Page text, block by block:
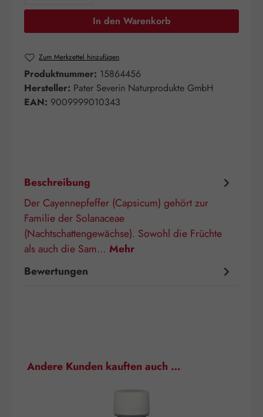
In den Warenkorb
Zum Merkzettel hinzufügen
Produktnummer: 15864456
Hersteller: Pater Severin Naturprodukte GmbH
EAN: 9009999010343
Beschreibung
Der Cayennepfeffer (Capsicum) gehört zur
Familie der Solanaceae
(Nachtschattengewächse). Sowohl die Früchte
als auch die Sam… Mehr
Bewertungen
Produktgalerie überspringen
Andere Kunden kauften auch …